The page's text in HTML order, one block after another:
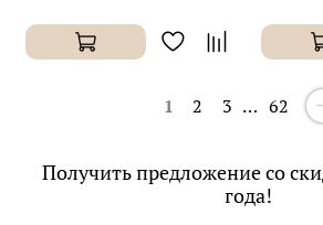
1 2 3 … 62
Получить предложение со
года!